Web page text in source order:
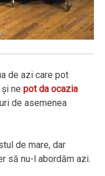
de azi care pot
şi nepot da ocazia
de asemenea
de mare, dar
să nu-l abordăm azi.